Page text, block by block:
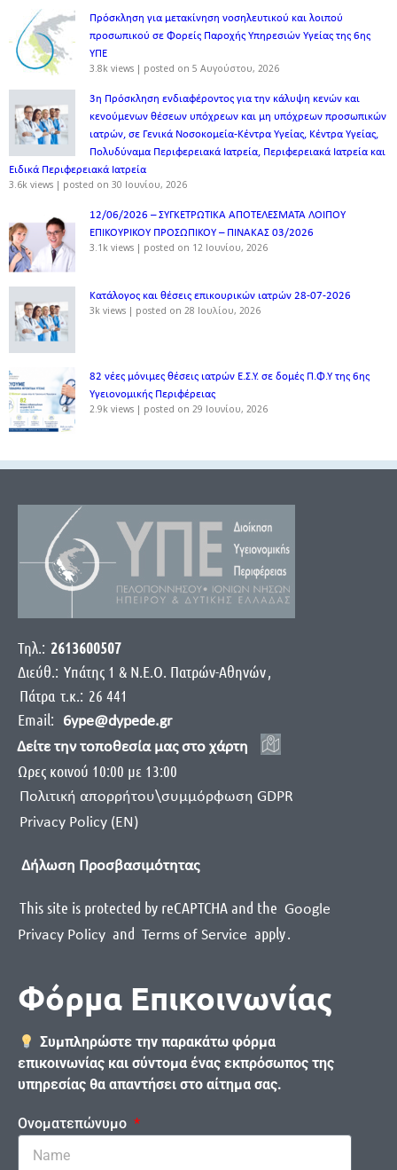
Πρόσκληση για μετακίνηση νοσηλευτικού και λοιπού
προσωπικού σε Φορείς Παροχής Υπηρεσιών Υγείας της 6ης
ΥΠΕ
3.8k views | posted on 5 Αυγούστου, 2026
3η Πρόσκληση ενδιαφέροντος για την κάλυψη κενών και
κενούμενων θέσεων υπόχρεων και μη υπόχρεων προσωπικών
ιατρών, σε Γενικά Νοσοκομεία-Κέντρα Υγείας, Κέντρα Υγείας,
Πολυδύναμα Περιφερειακά Ιατρεία, Περιφερειακά Ιατρεία και
Ειδικά Περιφερειακά Ιατρεία
3.6k views | posted on 30 Ιουνίου, 2026
12/06/2026 – ΣΥΓΚΕΤΡΩΤΙΚΑ ΑΠΟΤΕΛΕΣΜΑΤΑ ΛΟΙΠΟΥ
ΕΠΙΚΟΥΡΙΚΟΥ ΠΡΟΣΩΠΙΚΟΥ – ΠΙΝΑΚΑΣ 03/2026
3.1k views | posted on 12 Ιουνίου, 2026
Κατάλογος και θέσεις επικουρικών ιατρών 28-07-2026
3k views | posted on 28 Ιουλίου, 2026
82 νέες μόνιμες θέσεις ιατρών Ε.Σ.Υ. σε δομές Π.Φ.Υ της 6ης
Υγειονομικής Περιφέρειας
2.9k views | posted on 29 Ιουνίου, 2026
Τηλ.: 2613600507
Διεύθ.: Yπάτης 1 & Ν.Ε.Ο. Πατρών-Αθηνών,
Πάτρα τ.κ.: 26 441
Email:
6ype@dypede.gr
Δείτε την τοποθεσία μας στο χάρτη
Ωρες κοινού 10:00 με 13:00
Πολιτική απορρήτου\συμμόρφωση GDPR
Privacy Policy (EN)
Δήλωση Προσβασιμότητας
This site is protected by reCAPTCHA and the Google
Privacy Policy and Terms of Service apply.
Φόρμα Επικοινωνίας
Συμπληρώστε την παρακάτω φόρμα
επικοινωνίας και σύντομα ένας εκπρόσωπος της
υπηρεσίας θα απαντήσει στο αίτημα σας.
Ονοματεπώνυμο